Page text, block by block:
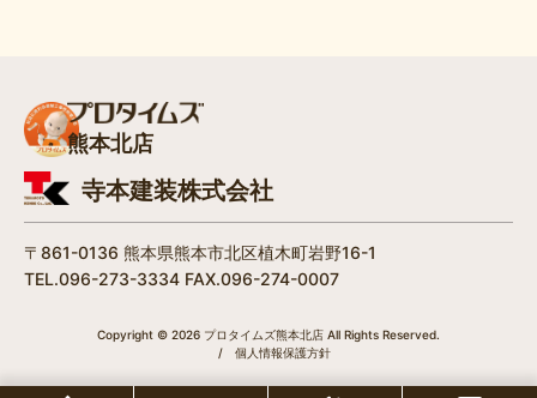
熊本北店
寺本建装株式会社
〒861-0136 熊本県熊本市北区植木町岩野16-1
TEL.096-273-3334 FAX.096-274-0007
Copyright © 2026 プロタイムズ熊本北店 All Rights Reserved.
/
個人情報保護方針